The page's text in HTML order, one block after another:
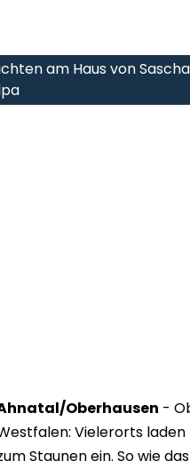
am Haus von
Oberhausen -
Vielerorts
Staunen ein. So wie